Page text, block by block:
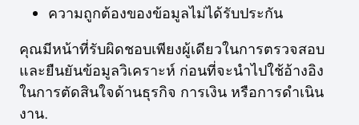
ความถูกต้องของข้อมูลไม่ได้รับประกัน
คุณมีหน้าที่รับผิดชอบเพียงผู้เดียวในการตรวจสอบ
และยืนยันข้อมูลวิเคราะห์ ก่อนที่จะนำไปใช้อ้างอิง
ในการตัดสินใจด้านธุรกิจ การเงิน หรือการดำเนิน
งาน.